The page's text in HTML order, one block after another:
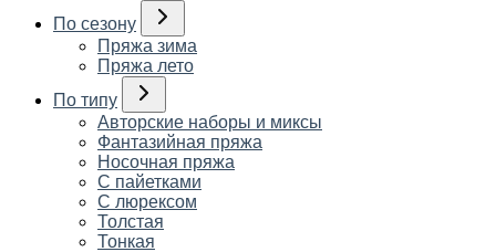
По сезону
Пряжа зима
Пряжа лето
По типу
Авторские наборы и миксы
Фантазийная пряжа
Носочная пряжа
С пайетками
С люрексом
Толстая
Тонкая